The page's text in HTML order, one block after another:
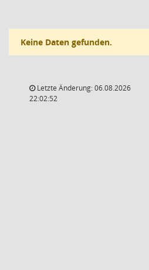
Keine Daten gefunden.
Letzte Änderung: 06.08.2026
22:02:52